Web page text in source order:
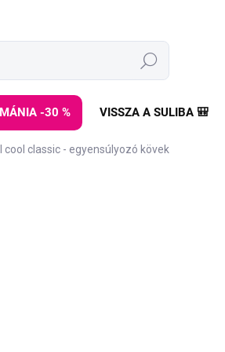
Keresés
-30 % VISSZA A SULIBA 🎒
classic - egyensúlyozó kövek